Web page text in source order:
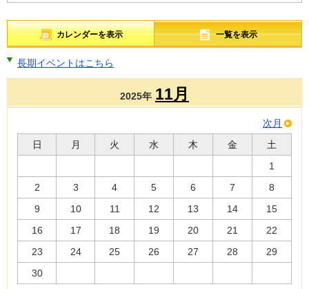
カレンダーを表示 一覧を表示
長期イベントはこちら
2025年 11月
次月
日
月 火 水 木 金
土
1
2
3 4 5 6 7
8
9
10 11 12 13 14
15
16
17 18 19 20 21
22
23
24 25 26 27 28
29
30